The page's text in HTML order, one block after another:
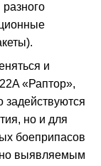
и
«Раптор»,
но и для
боеприпасов
выявляемым